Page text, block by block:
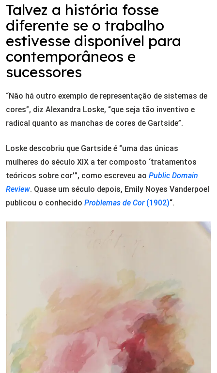
Talvez a história fosse
diferente se o trabalho
estivesse disponível para
contemporâneos e
sucessores
“Não há outro exemplo de representação de sistemas de
cores”, diz Alexandra Loske, “que seja tão inventivo e
radical quanto as manchas de cores de Gartside”.
Loske descobriu que Gartside é “uma das únicas
mulheres do século XIX a ter composto ‘tratamentos
teóricos sobre cor'”, como escreveu ao Public Domain
Review. Quase um século depois, Emily Noyes Vanderpoel
publicou o conhecido Problemas de Cor (1902)“.